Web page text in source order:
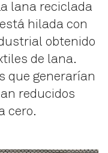
lana reciclada
hilada con
obtenido
de lana.
que generarían
reducidos
cero.